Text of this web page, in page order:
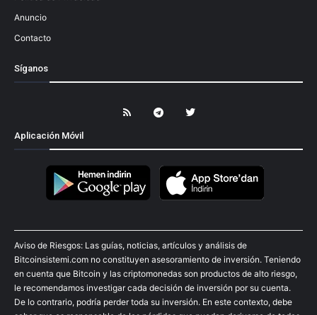
Anuncio
Contacto
Síganos
Aplicación Móvil
Aviso de Riesgos: Las guías, noticias, artículos y análisis de
Bitcoinsistemi.com no constituyen asesoramiento de inversión. Teniendo
en cuenta que Bitcoin y las criptomonedas son productos de alto riesgo,
le recomendamos investigar cada decisión de inversión por su cuenta.
De lo contrario, podría perder toda su inversión. En este contexto, debe